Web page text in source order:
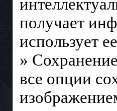
получает
использует
»
все опции